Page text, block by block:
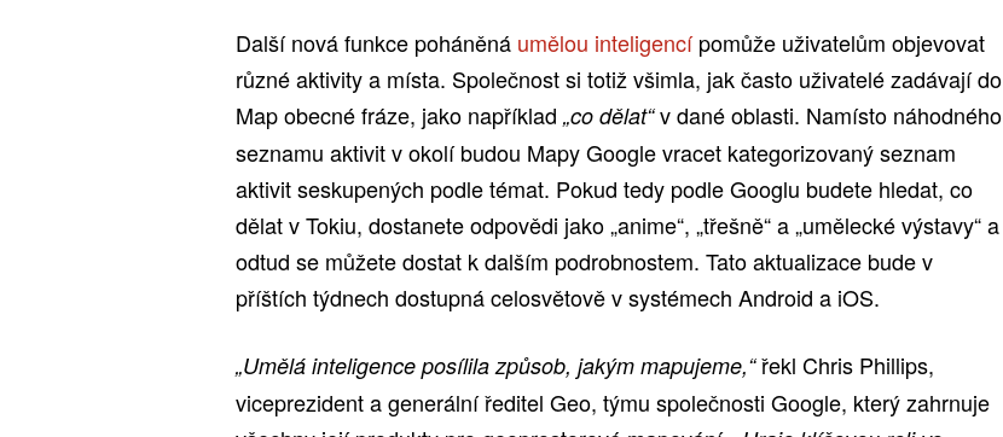
Další nová funkce poháněná umělou inteligencípomůže uživatelům objevovat
různé aktivity a místa. Společnost si totiž všimla, jak často uživatelé zadávají do
Map obecné fráze, jako například „co dělat“v dané oblasti. Namísto náhodného
seznamu aktivit v okolí budou Mapy Google vracet kategorizovaný seznam
aktivit seskupených podle témat. Pokud tedy podle Googlu budete hledat, co
dělat v Tokiu, dostanete odpovědi jako „anime“, „třešně“ a „umělecké výstavy“ a
odtud se můžete dostat k dalším podrobnostem. Tato aktualizace bude v
příštích týdnech dostupná celosvětově v systémech Android a iOS.
„Umělá inteligence posílila způsob, jakým mapujeme,“řekl Chris Phillips,
viceprezident a generální ředitel Geo, týmu společnosti Google, který zahrnuje